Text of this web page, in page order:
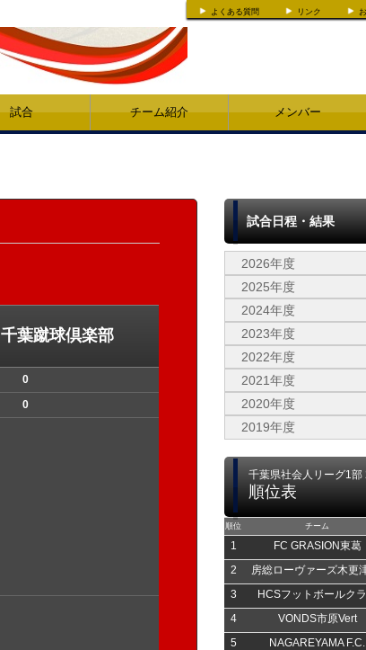
よくある質問 リンク
試合 チーム紹介 メンバー
千葉蹴球倶楽部
0
0
試合日程・結果
2026年度
2025年度
2024年度
2023年度
2022年度
2021年度
2020年度
2019年度
千葉県社会人リーグ1部
順位表
順位 チーム
1 FC GRASION東葛
2 房総ローヴァーズ木更
3 HCSフットボールク
4 VONDS市原Vert
5 NAGAREYAMA F.C.